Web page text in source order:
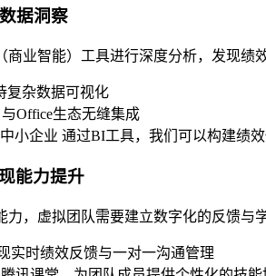
据洞察
业智能）工具进行深度分析，发现绩
复杂数据可视化
Office生态无缝集成
小企业 通过BI工具，我们可以构建绩
能力提升
，虚拟团队需要建立数字化的反馈与
实时绩效反馈与一对一沟通管理